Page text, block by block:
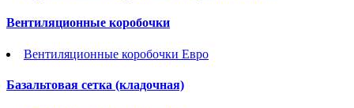
Вентиляционные коробочки
Вентиляционные коробочки Евро
Базальтовая сетка (кладочная)